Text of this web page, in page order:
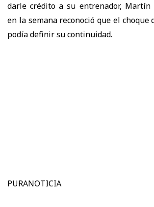
darle crédito a su entrenador, Martín
en la semana reconoció que el choque
podía definir su continuidad.
PURANOTICIA